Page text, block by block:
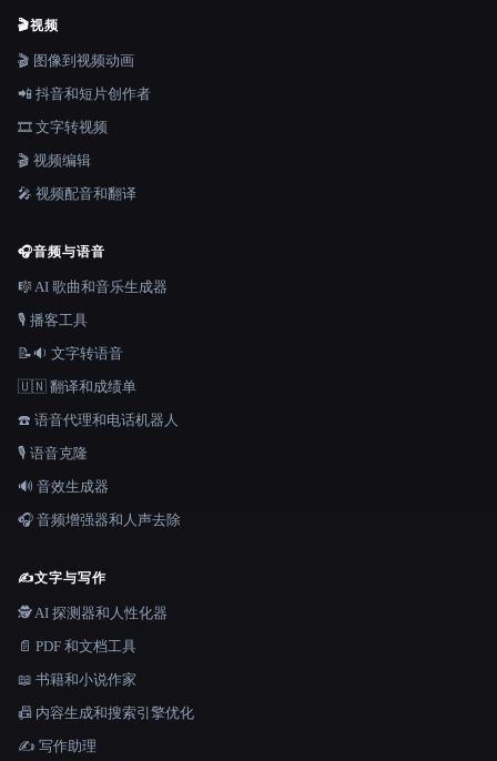
🎬视频
🎬 图像到视频动画
📲 抖音和短片创作者
🎞️ 文字转视频
🎬 视频编辑
🎤 视频配音和翻译
🎧音频与语音
🎼 AI 歌曲和音乐生成器
🎙️ 播客工具
📝🔉 文字转语音
🇺🇳 翻译和成绩单
☎️ 语音代理和电话机器人
🎙️ 语音克隆
🔊 音效生成器
🎧 音频增强器和人声去除
✍️文字与写作
🕵️ AI 探测器和人性化器
📄 PDF 和文档工具
📖 书籍和小说作家
📠 内容生成和搜索引擎优化
✍️ 写作助理